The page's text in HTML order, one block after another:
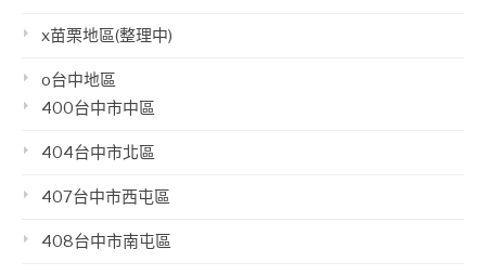
x苗栗地區(整理中)
o台中地區
400台中市中區
404台中市北區
407台中市西屯區
408台中市南屯區